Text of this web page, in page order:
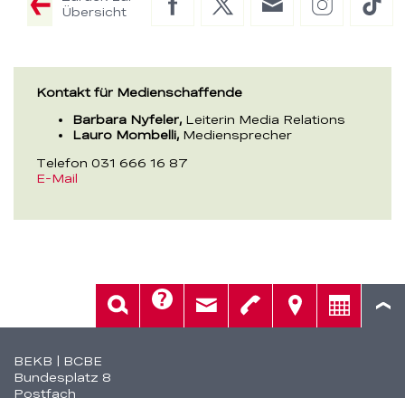
Kontakt für Medienschaffende
Barbara Nyfeler, Leiterin Media Relations
Lauro Mombelli, Mediensprecher
Telefon 031 666 16 87
E-Mail
Übersicht
FacebookTwitter
E-
Instagram
Fusszeile
BEKB | BCBE
Bundesplatz 8
Postfach